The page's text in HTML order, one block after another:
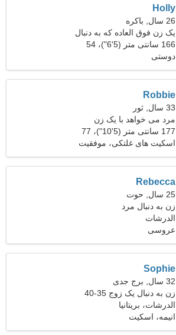
Holly
26 سال, باکره
یک زن فوق العاده که به دنبال
یک رابطه پایدار است
166 سانتی متر (5'6")، 54
کیلوگرم (119 پوند)
دوستی
Robbie
33 سال, ثور
مرد می خواهد با یک زن
ملاقات کند 24-31
177 سانتی متر (5'10")، 77
کیلوگرم (169 پوند)
اسکیت های غلتکی، موفقیت
Rebecca
25 سال, حوت
زن به دنبال مرد
الدرشات
عروسی
Sophie
32 سال, برج جدی
زن به دنبال یک زوج 35-40
الدرشات، بریتانیا
انیمه، اسکیت